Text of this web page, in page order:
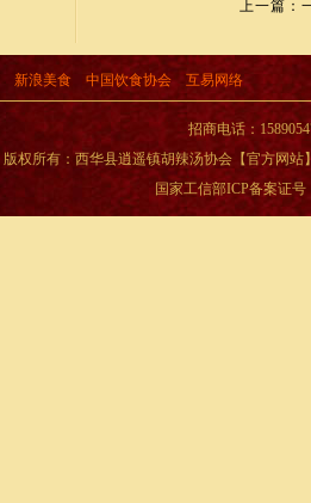
上一篇：
新浪美食 中国饮食协会 互易网络
招商电话：
版权所有：西华县逍遥镇胡辣汤协会【官方网站
国家工信部ICP备案证号